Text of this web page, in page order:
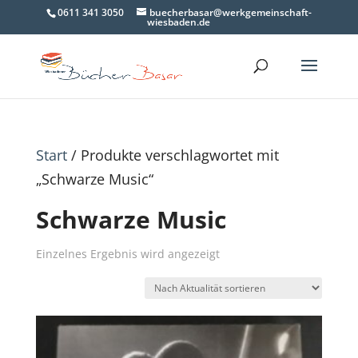
0611 341 3050 buecherbasar@werkgemeinschaft-
wiesbaden.de
Start/ Produkte verschlagwortet mit
„Schwarze Music“
Schwarze Music
Einzelnes Ergebnis wird angezeigt